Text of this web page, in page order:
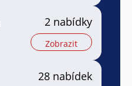
2 nabídky
Zobrazit
28 nabídek